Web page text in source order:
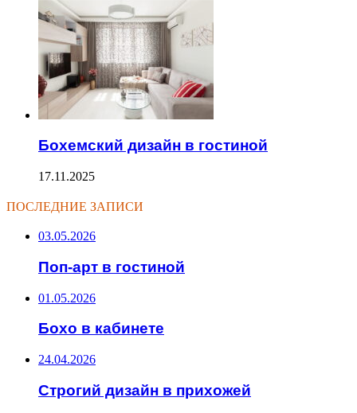
Бохемский дизайн в гостиной
17.11.2025
ПОСЛЕДНИЕ ЗАПИСИ
03.05.2026
Поп-арт в гостиной
01.05.2026
Бохо в кабинете
24.04.2026
Строгий дизайн в прихожей